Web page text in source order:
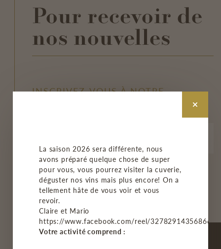
Pour recevoir de
nos nouvelles
INSCRIVEZ-VOUS À NOTRE
M'INSCRIRE
La saison 2026 sera différente, nous
avons préparé quelque chose de super
pour vous, vous pourrez visiter la cuverie,
déguster nos vins mais plus encore! On a
tellement hâte de vous voir et vous
revoir.
Claire et Mario
https://www.facebook.com/reel/3278291435686678
Votre activité comprend :